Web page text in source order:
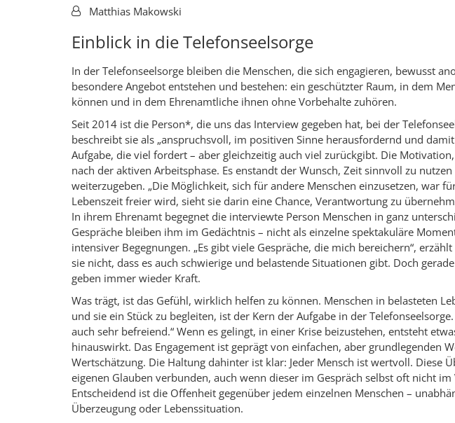
Von:Matthias Makowski
Einblick in die Telefonseelsorge
In der Telefonseelsorge bleiben die Menschen, die sich engagieren, bewusst
besondere Angebot entstehen und bestehen: ein geschützter Raum, in dem
können und in dem Ehrenamtliche ihnen ohne Vorbehalte zuhören.
Seit 2014 ist die Person*, die uns das Interview gegeben hat, bei der
beschreibt sie als „anspruchsvoll, im positiven Sinne herausfordernd und
Aufgabe, die viel fordert – aber gleichzeitig auch viel zurückgibt. Die
nach der aktiven Arbeitsphase. Es enstandt der Wunsch, Zeit sinnvoll zu
weiterzugeben. „Die Möglichkeit, sich für andere Menschen einzusetzen, war
Lebenszeit freier wird, sieht sie darin eine Chance, Verantwortung zu
In ihrem Ehrenamt begegnet die interviewte Person Menschen in ganz
Gespräche bleiben ihm im Gedächtnis – nicht als einzelne spektakuläre
intensiver Begegnungen. „Es gibt viele Gespräche, die mich bereichern“,
sie nicht, dass es auch schwierige und belastende Situationen gibt. Doch
geben immer wieder Kraft.
Was trägt, ist das Gefühl, wirklich helfen zu können. Menschen in belasteten
und sie ein Stück zu begleiten, ist der Kern der Aufgabe in der
auch sehr befreiend.“ Wenn es gelingt, in einer Krise beizustehen, entsteht
hinauswirkt. Das Engagement ist geprägt von einfachen, aber grundlegenden
Wertschätzung. Die Haltung dahinter ist klar: Jeder Mensch ist wertvoll. Diese
eigenen Glauben verbunden, auch wenn dieser im Gespräch selbst oft nicht
Entscheidend ist die Offenheit gegenüber jedem einzelnen Menschen –
Überzeugung oder Lebenssituation.